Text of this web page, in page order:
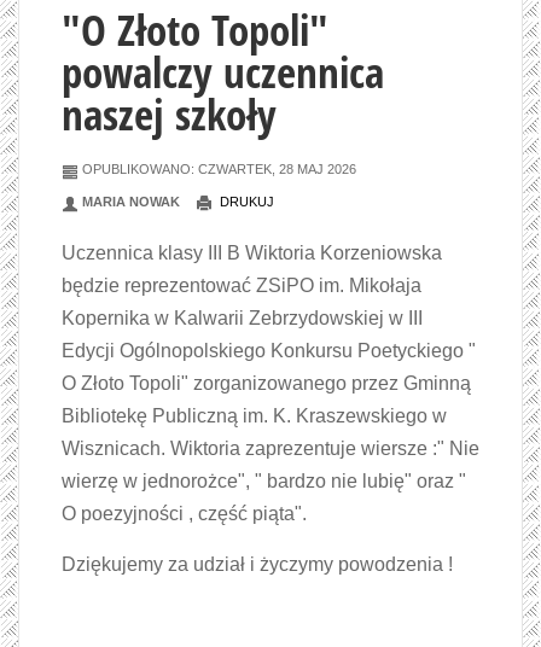
"O Złoto Topoli"
powalczy uczennica
naszej szkoły
OPUBLIKOWANO: CZWARTEK, 28 MAJ 2026
MARIA NOWAK DRUKUJ
Uczennica klasy III B Wiktoria Korzeniowska
będzie reprezentować ZSiPO im. Mikołaja
Kopernika w Kalwarii Zebrzydowskiej w III
Edycji Ogólnopolskiego Konkursu Poetyckiego "
O Złoto Topoli" zorganizowanego przez Gminną
Bibliotekę Publiczną im. K. Kraszewskiego w
Wisznicach. Wiktoria zaprezentuje wiersze :" Nie
wierzę w jednorożce", " bardzo nie lubię" oraz "
O poezyjności , część piąta".
Dziękujemy za udział i życzymy powodzenia !